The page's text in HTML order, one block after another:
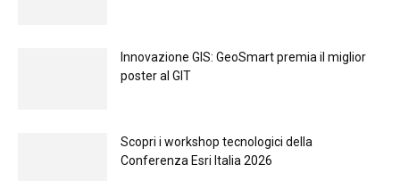
Innovazione GIS: GeoSmart premia il miglior
poster al GIT
Scopri i workshop tecnologici della
Conferenza Esri Italia 2026